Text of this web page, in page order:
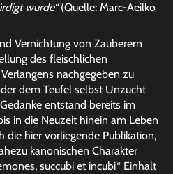
wurde“(Quelle: Marc-Aeilko
Vernichtung von Zauberern
des fleischlichen
nachgegeben zu
dem Teufel selbst Unzucht
entstand bereits im
in die Neuzeit hinein am Leben
die hier vorliegende Publikation,
kanonischen Charakter
succubi et incubi“ Einhalt